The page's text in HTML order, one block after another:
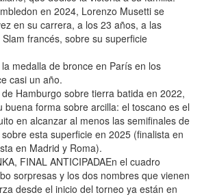
en 2024, Lorenzo Musetti se
en su carrera, a los 23 años, a las
francés, sobre su superficie
medalla de bronce en París en los
casi un año.
Hamburgo sobre tierra batida en 2022,
buena forma sobre arcilla: el toscano es el
en alcanzar al menos las semifinales de
esta superficie en 2025 (finalista en
en Madrid y Roma).
FINAL ANTICIPADAEn el cuadro
sorpresas y los dos nombres que vienen
desde el inicio del torneo ya están en